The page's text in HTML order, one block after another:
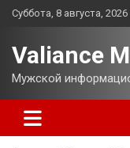
Перейти
Суббота, 8 августа, 2026
Valiance
Мужской